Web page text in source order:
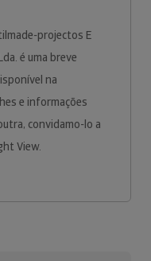
projectos E
é uma breve
na
e informações
convidamo-lo a
View.